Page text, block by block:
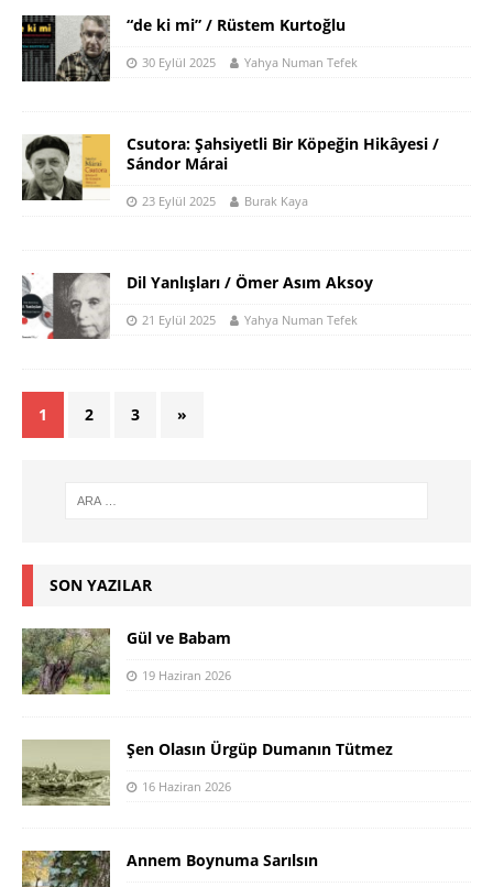
“de ki mi” / Rüstem Kurtoğlu
30 Eylül 2025 Yahya Numan Tefek
Csutora: Şahsiyetli Bir Köpeğin Hikâyesi /
Sándor Márai
23 Eylül 2025 Burak Kaya
Dil Yanlışları / Ömer Asım Aksoy
21 Eylül 2025 Yahya Numan Tefek
1 2 3 »
SON YAZILAR
Gül ve Babam
19 Haziran 2026
Şen Olasın Ürgüp Dumanın Tütmez
16 Haziran 2026
Annem Boynuma Sarılsın